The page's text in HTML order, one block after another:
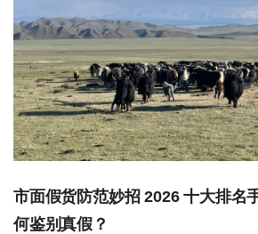
市面假货防范妙招 2026 十大排名
何鉴别真假？